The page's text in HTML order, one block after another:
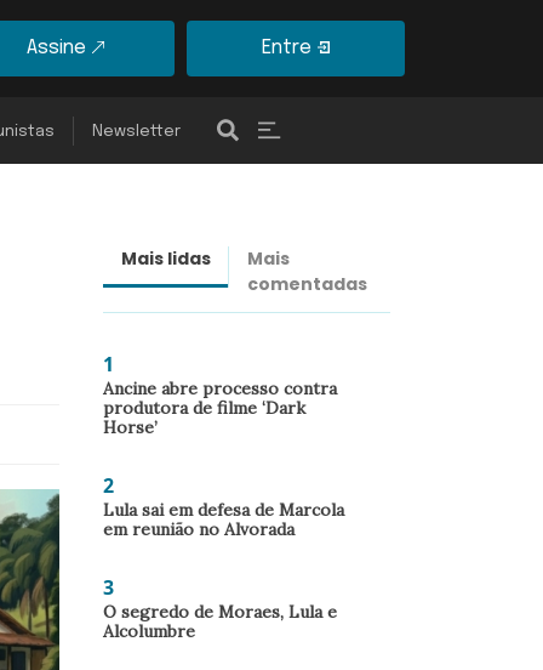
Assine Entre
Newsletter
Mais lidas
Mais
comentadas
1
Ancine abre processo contra
produtora de filme ‘Dark
Horse’
2
Lula sai em defesa de Marcola
em reunião no Alvorada
3
O segredo de Moraes, Lula e
Alcolumbre